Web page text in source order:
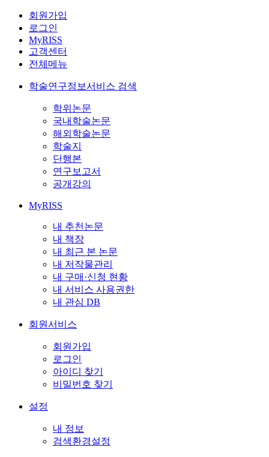
회원가입
로그인
MyRISS
고객센터
전체메뉴
학술연구정보서비스 검색
학위논문
국내학술논문
해외학술논문
학술지
단행본
연구보고서
공개강의
MyRISS
내 추천논문
내 책장
내 최근 본 논문
내 저작물관리
내 구매·신청 현황
내 서비스 사용권한
내 관심 DB
회원서비스
회원가입
로그인
아이디 찾기
비밀번호 찾기
설정
내 정보
검색환경설정